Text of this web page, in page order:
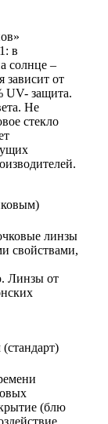
в
солнце –
зависит от
UV- защита.
Не
стекло
линзы
свойствами,
Линзы от
(блю